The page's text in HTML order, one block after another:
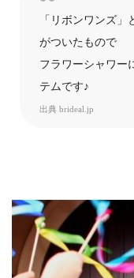
「リボンワンズ
がついたもので
フラワーシャワー
テムです♪
出典 brideal.jp